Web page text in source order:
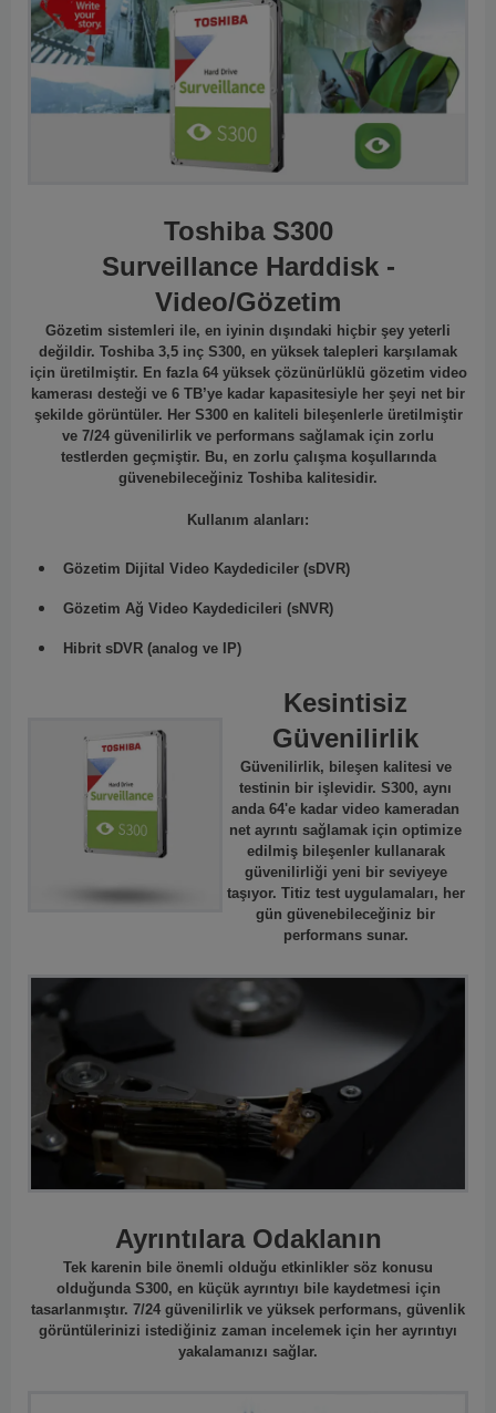
Toshiba S300
Surveillance Harddisk -
Video/Gözetim
Gözetim sistemleri ile, en iyinin dışındaki hiçbir şey yeterli
değildir. Toshiba 3,5 inç S300, en yüksek talepleri karşılamak
için üretilmiştir. En fazla 64 yüksek çözünürlüklü gözetim video
kamerası desteği ve 6 TB’ye kadar kapasitesiyle her şeyi net bir
şekilde görüntüler. Her S300 en kaliteli bileşenlerle üretilmiştir
ve 7/24 güvenilirlik ve performans sağlamak için zorlu
testlerden geçmiştir. Bu, en zorlu çalışma koşullarında
güvenebileceğiniz Toshiba kalitesidir.
Kullanım alanları:
Gözetim Dijital Video Kaydediciler (sDVR)
Gözetim Ağ Video Kaydedicileri (sNVR)
Hibrit sDVR (analog ve IP)
Kesintisiz
Güvenilirlik
Güvenilirlik, bileşen kalitesi ve
testinin bir işlevidir. S300, aynı
anda 64'e kadar video kameradan
net ayrıntı sağlamak için optimize
edilmiş bileşenler kullanarak
güvenilirliği yeni bir seviyeye
taşıyor. Titiz test uygulamaları, her
gün güvenebileceğiniz bir
performans sunar.
Ayrıntılara Odaklanın
Tek karenin bile önemli olduğu etkinlikler söz konusu
olduğunda S300, en küçük ayrıntıyı bile kaydetmesi için
tasarlanmıştır. 7/24 güvenilirlik ve yüksek performans, güvenlik
görüntülerinizi istediğiniz zaman incelemek için her ayrıntıyı
yakalamanızı sağlar.